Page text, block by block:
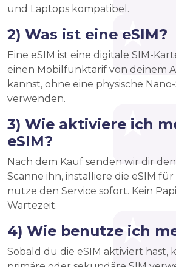
und Laptops kompatibel.
2) Was ist eine eSIM?
Eine eSIM ist eine digitale SIM-
einen Mobilfunktarif von deinem
kannst, ohne eine physische
verwenden.
3) Wie aktiviere ich
eSIM?
Nach dem Kauf senden wir dir
Scanne ihn, installiere die eSIM
nutze den Service sofort. Kein
Wartezeit.
4) Wie benutze ich
Sobald du die eSIM aktiviert hast,